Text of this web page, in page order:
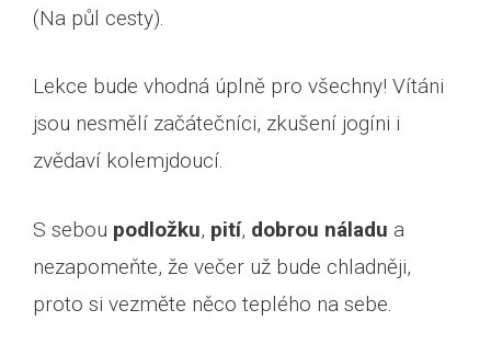
(Na půl cesty).
Lekce bude vhodná úplně pro všechny! Vítáni
jsou nesmělí začátečníci, zkušení jogíni i
zvědaví kolemjdoucí.
S sebou podložku, pití, dobrou náladu a
nezapomeňte, že večer už bude chladněji,
proto si vezměte něco teplého na sebe.